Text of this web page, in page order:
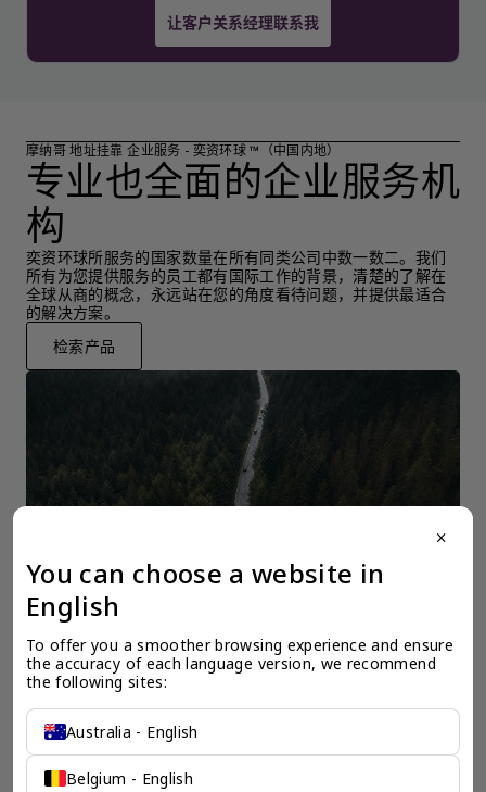
让客户关系经理联系我
摩纳哥 地址挂靠 企业服务 - 奕资环球 ™（中国内地）
专业也全面的企业服务机
构
奕资环球所服务的国家数量在所有同类公司中数一数二。我们
所有为您提供服务的员工都有国际工作的背景，清楚的了解在
全球从商的概念，永远站在您的角度看待问题，并提供最适合
的解决方案。
检索产品
一个全服务咨询公司为您
close
You can choose a website in
English
To offer you a smoother browsing experience and ensure
the accuracy of each language version, we recommend
the following sites:
Australia - English
Belgium - English